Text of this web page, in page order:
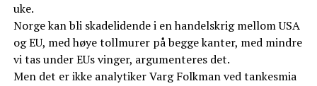
uke.
Norge kan bli skadelidende i en handelskrig mellom USA
og EU, med høye tollmurer på begge kanter, med mindre
vi tas under EUs vinger, argumenteres det.
Men det er ikke analytiker Varg Folkman ved tankesmia